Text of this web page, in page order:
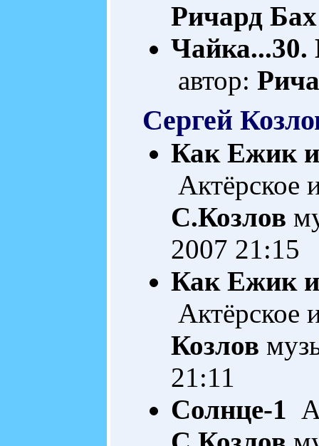
Ричард Бах
Чайка...30.
автор:
Сергей
Как Ежик
Актёрское
С.Козлов
2007 21:15
Как Ежик
Актёрское
Козлов
21:11
Солнце-1